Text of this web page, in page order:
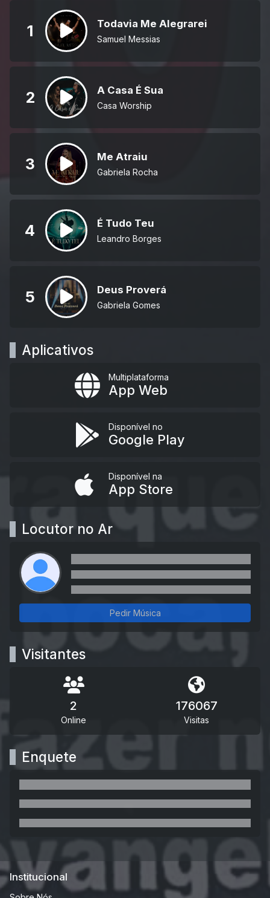
1 Todavia Me Alegrarei
Samuel Messias
2 A Casa É Sua
Casa Worship
3 Me Atraiu
Gabriela Rocha
4 É Tudo Teu
Leandro Borges
5 Deus Proverá
Gabriela Gomes
Aplicativos
Multiplataforma
App Web
Disponível no
Google Play
Disponível na
App Store
Locutor no Ar
Pedir Música
Visitantes
2
Online
176067
Visitas
Enquete
Institucional